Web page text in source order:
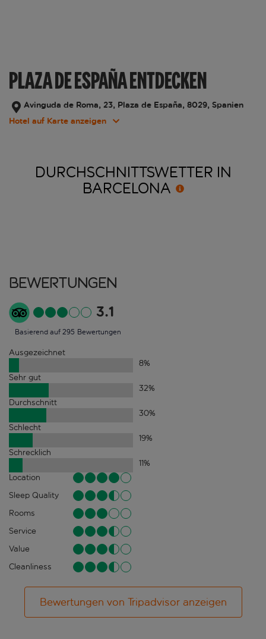
PLAZA DE ESPAÑA ENTDECKEN
Avinguda de Roma, 23, Plaza de España, 8029, Spanien
Hotel auf Karte anzeigen
DURCHSCHNITTSWETTER IN
BARCELONA
Bewertungen
3.1
Basierend auf 295 Bewertungen
Ausgezeichnet
8%
Sehr gut
32%
Durchschnitt
30%
Schlecht
19%
Schrecklich
11%
Location
Sleep Quality
Rooms
Service
Value
Cleanliness
Bewertungen von Tripadvisor anzeigen